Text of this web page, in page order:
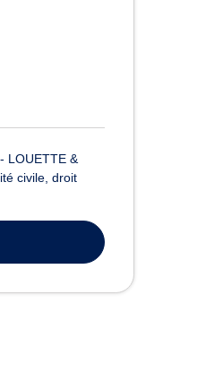
LOUETTE &
civile, droit